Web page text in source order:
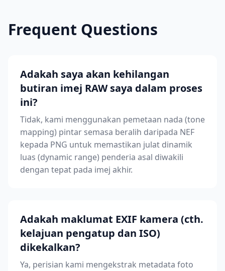
Frequent Questions
Adakah saya akan kehilangan
butiran imej RAW saya dalam proses
ini?
Tidak, kami menggunakan pemetaan nada (tone
mapping) pintar semasa beralih daripada NEF
kepada PNG untuk memastikan julat dinamik
luas (dynamic range) penderia asal diwakili
dengan tepat pada imej akhir.
Adakah maklumat EXIF kamera (cth.
kelajuan pengatup dan ISO)
dikekalkan?
Ya, perisian kami mengekstrak metadata foto